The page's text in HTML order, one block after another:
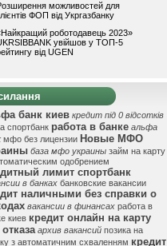
можливостей для
ФОП від Укргазбанку
роботодавець 2023»
увійшов у ТОП-5
від UGEN
банк киев кредит під 0 відсотків
спортбанк работа в банке альфа
мфо без лицензии Новые МФО
база мфо украины займ на карту
одобрением
лимит спортбанк
в банках банковские вакансии
наличными без справки о
вакансии в финансах работа в
киев кредит онлайн на карту
архив вакансий позика на
з автоматичним схваленням кредит